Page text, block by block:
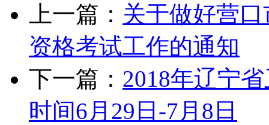
上一篇： 关于做好营
资格考试工作的通知
下一篇： 2018年辽宁
时间6月29日-7月8日